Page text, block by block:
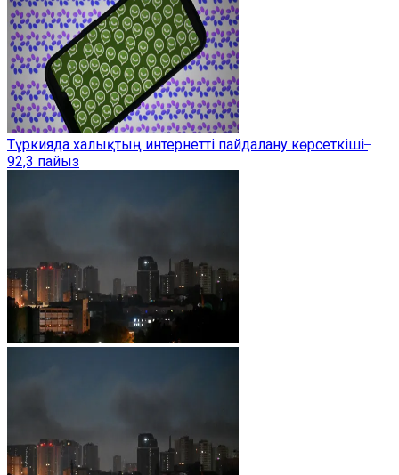
Түркияда халықтың интернетті пайдалану көрсеткіші ̶
92,3 пайыз